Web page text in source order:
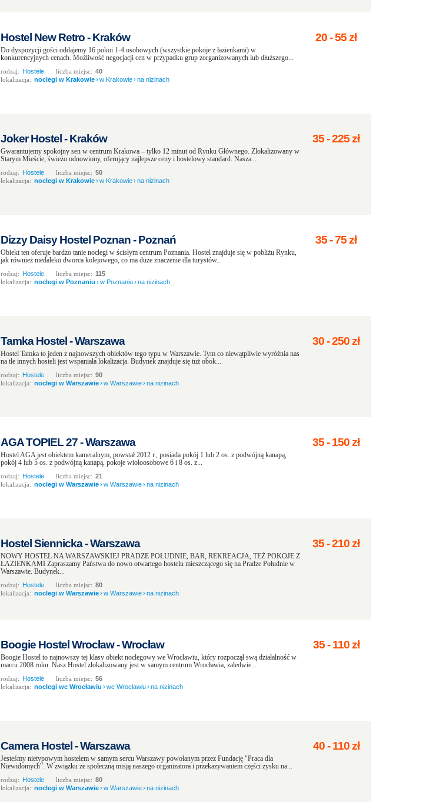
Hostel New Retro - Kraków
Do dyspozycji gości oddajemy 16 pokoi 1-4 osobowych (wszystkie pokoje z łazienkami) w
konkurencyjnych cenach. Możliwość negocjacji cen w przypadku grup zorganizowanych lub dłuższego...
rodzaj: Hostele liczba miejsc: 40
lokalizacja: noclegi w Krakowie›w Krakowie›na nizinach
20-55zł
Joker Hostel - Kraków
Gwarantujemy spokojny sen w centrum Krakowa – tylko 12 minut od Rynku Głównego. Zlokalizowany w
Starym Mieście, świeżo odnowiony, oferujący najlepsze ceny i hostelowy standard. Nasza...
rodzaj: Hostele liczba miejsc: 50
lokalizacja: noclegi w Krakowie›w Krakowie›na nizinach
35-225zł
Dizzy Daisy Hostel Poznan - Poznań
Obiekt ten oferuje bardzo tanie noclegi w ścisłym centrum Poznania. Hostel znajduje się w pobliżu Rynku,
jak również niedaleko dworca kolejowego, co ma duże znaczenie dla turystów...
rodzaj: Hostele liczba miejsc: 115
lokalizacja: noclegi w Poznaniu ›w Poznaniu›na nizinach
35-75zł
Tamka Hostel - Warszawa
Hostel Tamka to jeden z najnowszych obiektów tego typu w Warszawie. Tym co niewątpliwie wyróżnia nas
na tle innych hosteli jest wspaniała lokalizacja. Budynek znajduje się tuż obok...
rodzaj: Hostele liczba miejsc: 90
lokalizacja: noclegi w Warszawie›w Warszawie›na nizinach
30-250zł
AGA TOPIEL 27 - Warszawa
Hostel AGA jest obiektem kameralnym, powstał 2012 r., posiada pokój 1 lub 2 os. z podwójną kanapą,
pokój 4 lub 5 os. z podwójną kanapą, pokoje wioloosobowe 6 i 8 os. z...
rodzaj: Hostele liczba miejsc: 21
lokalizacja: noclegi w Warszawie›w Warszawie›na nizinach
35-150zł
Hostel Siennicka - Warszawa
NOWY HOSTEL NA WARSZAWSKIEJ PRADZE POŁUDNIE, BAR, REKREACJA, TEŻ POKOJE Z
ŁAZIENKAMI Zapraszamy Państwa do nowo otwartego hostelu mieszczącego się na Pradze Południe w
Warszawie. Budynek...
rodzaj: Hostele liczba miejsc: 80
lokalizacja: noclegi w Warszawie›w Warszawie›na nizinach
35-210zł
Boogie Hostel Wrocław - Wrocław
Boogie Hostel to najnowszy tej klasy obiekt noclegowy we Wrocławiu, który rozpoczął swą działalność w
marcu 2008 roku. Nasz Hostel zlokalizowany jest w samym centrum Wrocławia, zaledwie...
rodzaj: Hostele liczba miejsc: 56
lokalizacja: noclegi we Wrocławiu ›we Wrocławiu›na nizinach
35-110zł
Camera Hostel - Warszawa
Jesteśmy nietypowym hostelem w samym sercu Warszawy powołanym przez Fundację "Praca dla
Niewidomych". W związku ze społeczną misją naszego organizatora i przekazywaniem części zysku na...
rodzaj: Hostele liczba miejsc: 80
lokalizacja: noclegi w Warszawie›w Warszawie›na nizinach
40-110zł